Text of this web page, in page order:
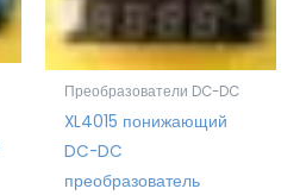
Преобразователи DC-DC
XL4015 понижающий
DC-DC
преобразователь